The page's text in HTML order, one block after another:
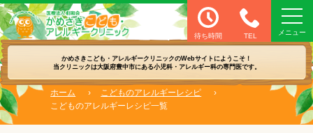
医療法人 創和会 かめさきこども・アレル
かめさきこども・アレルギークリニックのWebサイトにようこそ！
当クリニックは大阪府豊中市にある小児科・アレルギー科の専門医です。
待ち時間 TEL
ホーム › こどものアレルギーレシピ
›
こどものアレルギーレシピ一覧